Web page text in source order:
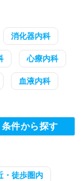
消化器内科
心療内科
血液内科
件から探す
・徒歩圏内